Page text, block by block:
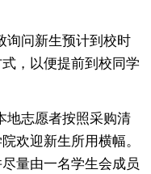
问新生预计到校时
，以便提前到校同学
志愿者按照采购清
欢迎新生所用横幅。
量由一名学生会成员